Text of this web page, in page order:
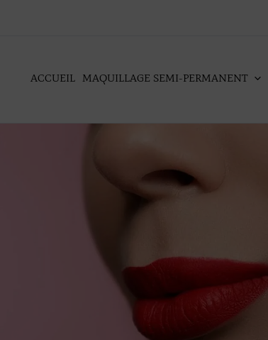
ACCUEIL MAQUILLAGE SEMI-PERMANENT